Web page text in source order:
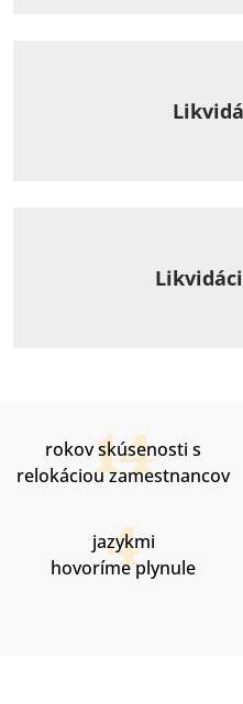
rokov skúsenosti s
relokáciou zamestnancov
jazykmi
hovoríme plynule